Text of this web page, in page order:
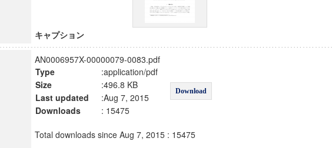
キャプション
AN0006957X-00000079-0083.pdf
Type
:application/pdf
Download
Size
:496.8 KB
Last updated
:Aug 7, 2015
Downloads
: 15475
Total downloads since Aug 7, 2015 : 15475